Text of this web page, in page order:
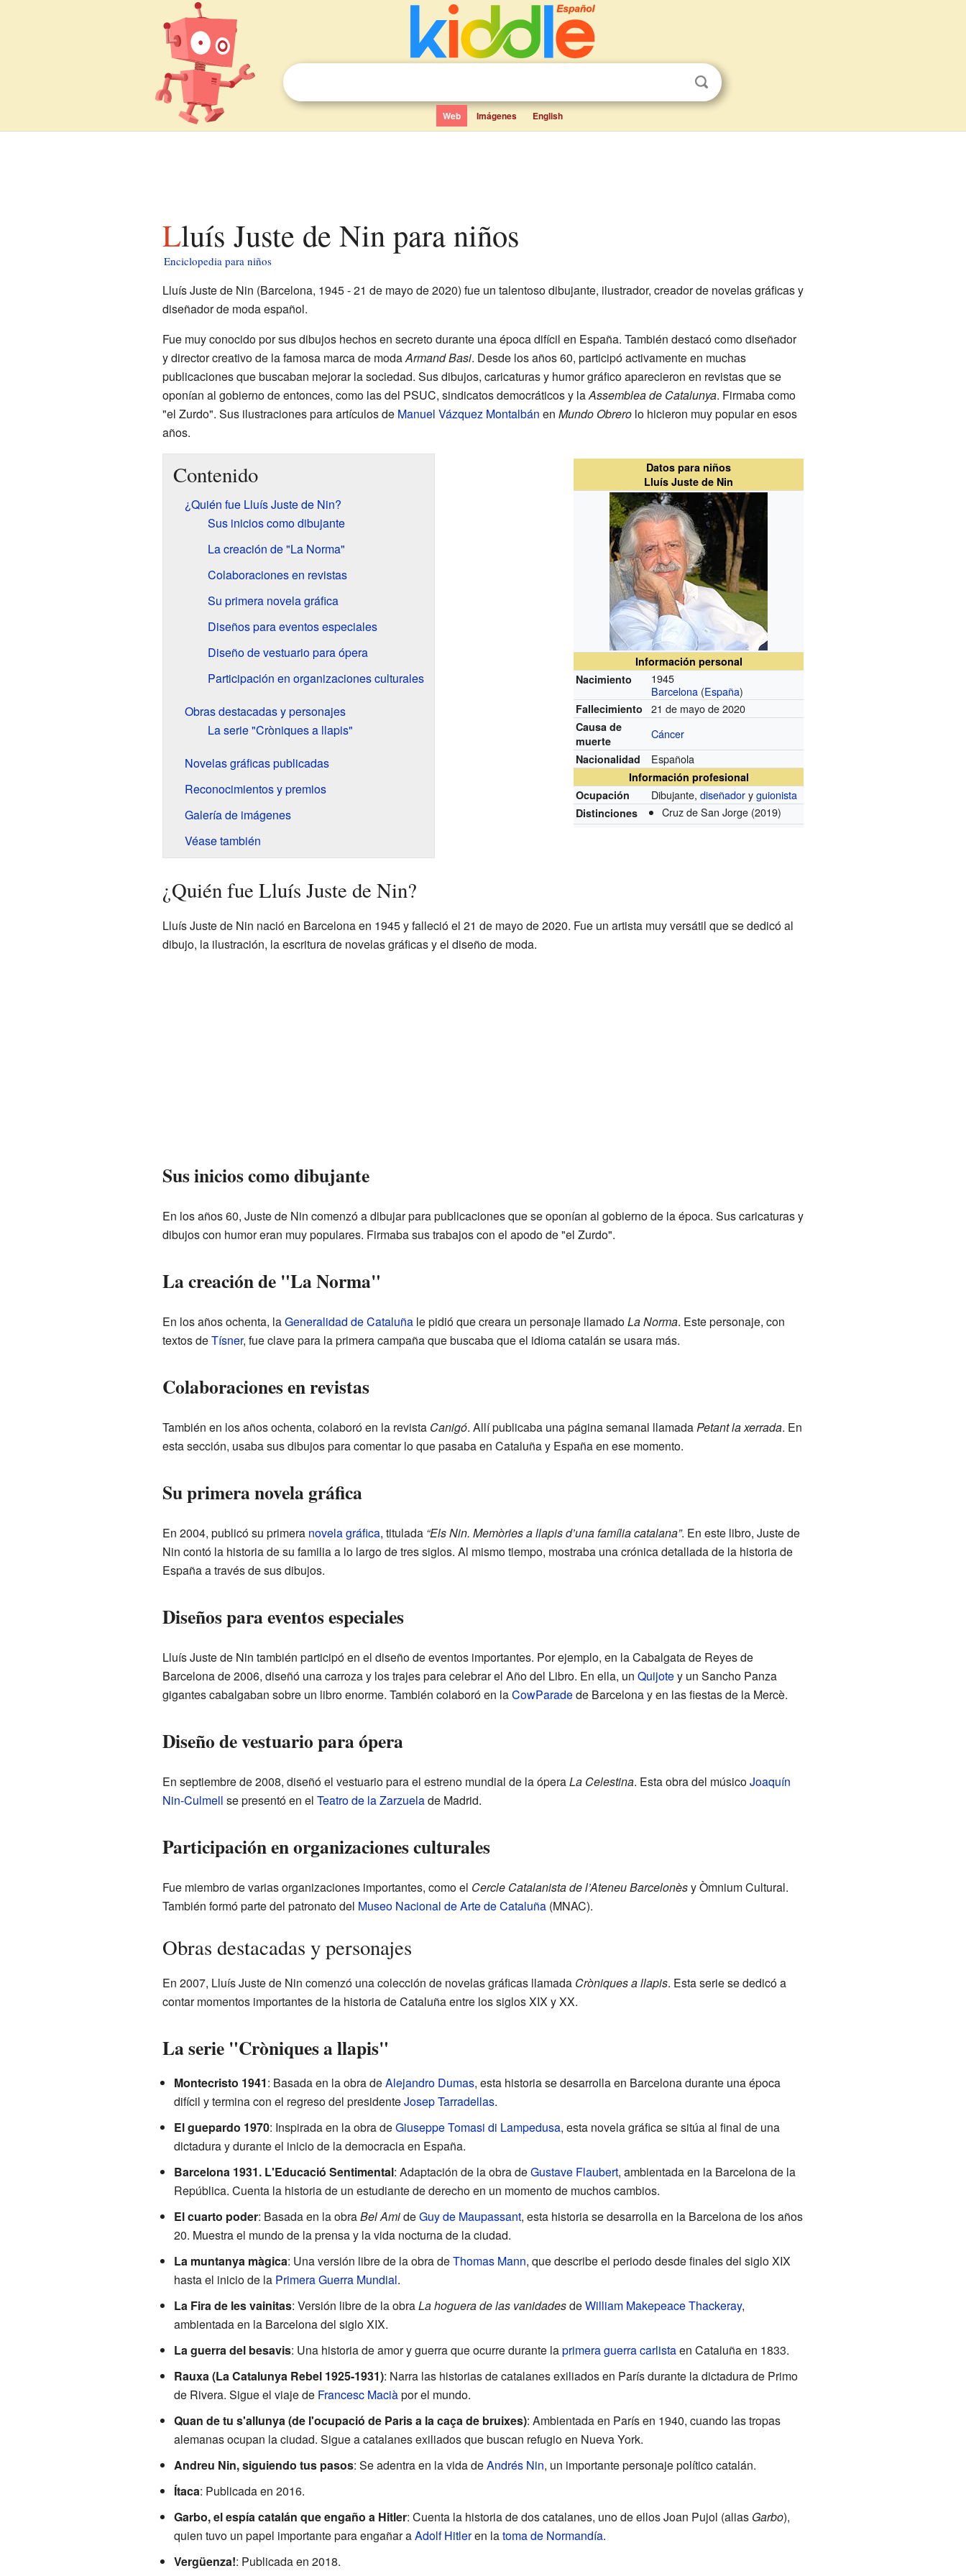
Web Imágenes English
Lluís Juste de Nin para niños
Enciclopedia para niños
Lluís Juste de Nin (Barcelona, 1945 - 21 de mayo de 2020) fue un talentoso dibujante, ilustrador, creador de novelas gráficas y
diseñador de moda español.
Fue muy conocido por sus dibujos hechos en secreto durante una época difícil en España. También destacó como diseñador
y director creativo de la famosa marca de modaArmand Basi. Desde los años 60, participó activamente en muchas
publicaciones que buscaban mejorar la sociedad. Sus dibujos, caricaturas y humor gráfico aparecieron en revistas que se
oponían al gobierno de entonces, como las del PSUC, sindicatos democráticos y laAssemblea de Catalunya. Firmaba como
"el Zurdo". Sus ilustraciones para artículos de Manuel Vázquez Montalbán en Mundo Obrerolo hicieron muy popular en esos
años.
Datos para niños
Lluís Juste de Nin
Información personal
Nacimiento
1945
Barcelona (España)
Fallecimiento 21 de mayo de 2020
Causa de
muerte
Cáncer
Nacionalidad Española
Información profesional
Ocupación
Dibujante,diseñadoryguionista
Distinciones Cruz de San Jorge (2019)
Contenido
¿Quién fue Lluís Juste de Nin?
Sus inicios como dibujante
La creación de "La Norma"
Colaboraciones en revistas
Su primera novela gráfica
Diseños para eventos especiales
Diseño de vestuario para ópera
Participación en organizaciones culturales
Obras destacadas y personajes
La serie "Cròniques a llapis"
Novelas gráficas publicadas
Reconocimientos y premios
Galería de imágenes
Véase también
¿Quién fue Lluís Juste de Nin?
Lluís Juste de Nin nació en Barcelona en 1945 y falleció el 21 de mayo de 2020. Fue un artista muy versátil que se dedicó al
dibujo, la ilustración, la escritura de novelas gráficas y el diseño de moda.
Sus inicios como dibujante
En los años 60, Juste de Nin comenzó a dibujar para publicaciones que se oponían al gobierno de la época. Sus caricaturas y
dibujos con humor eran muy populares. Firmaba sus trabajos con el apodo de "el Zurdo".
La creación de "La Norma"
En los años ochenta, laGeneralidad de Cataluñale pidió que creara un personaje llamadoLa Norma. Este personaje, con
textos deTísner, fue clave para la primera campaña que buscaba que el idioma catalán se usara más.
Colaboraciones en revistas
También en los años ochenta, colaboró en la revista Canigó. Allí publicaba una página semanal llamadaPetant la xerrada. En
esta sección, usaba sus dibujos para comentar lo que pasaba en Cataluña y España en ese momento.
Su primera novela gráfica
En 2004, publicó su primera novela gráfica, titulada “Els Nin. Memòries a llapis d’una família catalana”. En este libro, Juste de
Nin contó la historia de su familia a lo largo de tres siglos. Al mismo tiempo, mostraba una crónica detallada de la historia de
España a través de sus dibujos.
Diseños para eventos especiales
Lluís Juste de Nin también participó en el diseño de eventos importantes. Por ejemplo, en la Cabalgata de Reyes de
Barcelona de 2006, diseñó una carroza y los trajes para celebrar el Año del Libro. En ella, un Quijotey un Sancho Panza
gigantes cabalgaban sobre un libro enorme. También colaboró en laCowParadede Barcelona y en las fiestas de la Mercè.
Diseño de vestuario para ópera
En septiembre de 2008, diseñó el vestuario para el estreno mundial de la óperaLa Celestina. Esta obra del músicoJoaquín
Nin-Culmell se presentó en el Teatro de la Zarzuelade Madrid.
Participación en organizaciones culturales
Fue miembro de varias organizaciones importantes, como el Cercle Catalanista de l’Ateneu Barcelonèsy Òmnium Cultural.
También formó parte del patronato del Museo Nacional de Arte de Cataluña(MNAC).
Obras destacadas y personajes
En 2007, Lluís Juste de Nin comenzó una colección de novelas gráficas llamada Cròniques a llapis. Esta serie se dedicó a
contar momentos importantes de la historia de Cataluña entre los siglos XIX y XX.
La serie "Cròniques a llapis"
Montecristo 1941: Basada en la obra deAlejandro Dumas, esta historia se desarrolla en Barcelona durante una época
difícil y termina con el regreso del presidenteJosep Tarradellas.
El guepardo 1970: Inspirada en la obra deGiuseppe Tomasi di Lampedusa, esta novela gráfica se sitúa al final de una
dictadura y durante el inicio de la democracia en España.
Barcelona 1931. L'Educació Sentimental: Adaptación de la obra deGustave Flaubert, ambientada en la Barcelona de la
República. Cuenta la historia de un estudiante de derecho en un momento de muchos cambios.
El cuarto poder: Basada en la obraBel AmideGuy de Maupassant, esta historia se desarrolla en la Barcelona de los años
20. Muestra el mundo de la prensa y la vida nocturna de la ciudad.
La muntanya màgica: Una versión libre de la obra deThomas Mann, que describe el periodo desde finales del siglo XIX
hasta el inicio de la Primera Guerra Mundial.
La Fira de les vainitas: Versión libre de la obraLa hoguera de las vanidadesdeWilliam Makepeace Thackeray,
ambientada en la Barcelona del siglo XIX.
La guerra del besavis: Una historia de amor y guerra que ocurre durante laprimera guerra carlistaen Cataluña en 1833.
Rauxa (La Catalunya Rebel 1925-1931): Narra las historias de catalanes exiliados en París durante la dictadura de Primo
de Rivera. Sigue el viaje de Francesc Maciàpor el mundo.
Quan de tu s'allunya (de l'ocupació de Paris a la caça de bruixes): Ambientada en París en 1940, cuando las tropas
alemanas ocupan la ciudad. Sigue a catalanes exiliados que buscan refugio en Nueva York.
Andreu Nin, siguiendo tus pasos: Se adentra en la vida deAndrés Nin, un importante personaje político catalán.
Ítaca: Publicada en 2016.
Garbo, el espía catalán que engaño a Hitler: Cuenta la historia de dos catalanes, uno de ellos Joan Pujol (alias Garbo),
quien tuvo un papel importante para engañar aAdolf Hitleren latoma de Normandía.
Vergüenza!: Publicada en 2018.